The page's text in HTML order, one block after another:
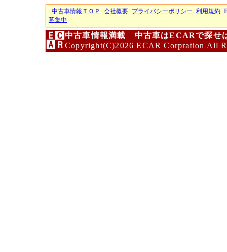
中古車情報ＴＯＰ 会社概要 プライバシーポリシー 利用規約
募集中
中古車情報満載 中古車はECARで探せ
Copyright(C)2026 ECAR Corpration All